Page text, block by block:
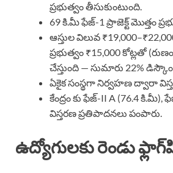
ప్రభుత్వం తీసుకుంటుంది.
69 కి.మీ ఫేజ్-1 ప్రాజెక్ట్ మొత్తం
ఆస్తుల విలువ
ప్రభుత్వం ₹15,000 కోట్లతో
చేస్తుంది — సుమారు 22%
ఏకైక సంస్థగా నిర్వహణ ద్వారా
కేంద్రం కు ఫేజ్-II A (76.4 కి.మీ),
విస్తరణ ప్రతిపాదనలు పంపారు.
ఉద్యోగులకు రెండు